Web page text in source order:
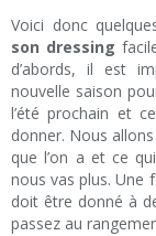
Voici donc
son dressing
d’abords, il est
nouvelle saison
l’été prochain et
donner. Nous
que l’on a et ce
nous vas plus. Une
doit être donné à
passez au